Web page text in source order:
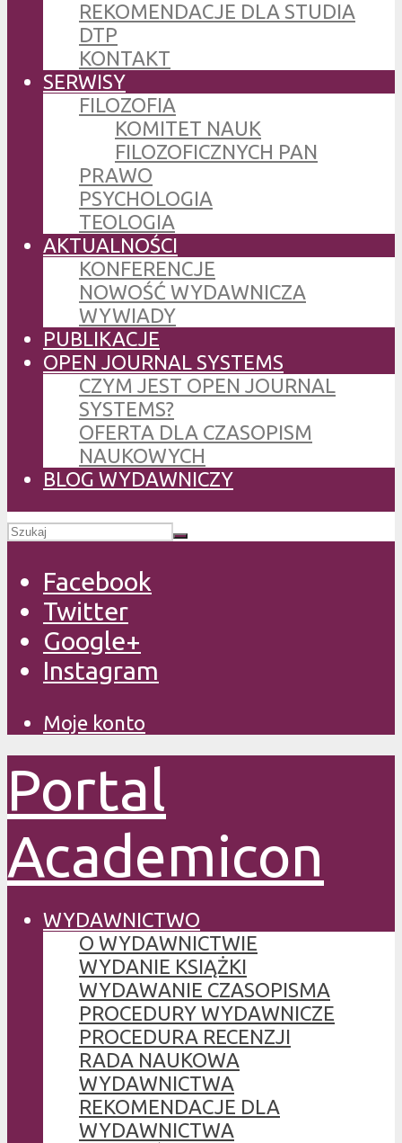
REKOMENDACJE DLA STUDIA
DTP
KONTAKT
SERWISY
FILOZOFIA
KOMITET NAUK
FILOZOFICZNYCH PAN
PRAWO
PSYCHOLOGIA
TEOLOGIA
AKTUALNOŚCI
KONFERENCJE
NOWOŚĆ WYDAWNICZA
WYWIADY
PUBLIKACJE
OPEN JOURNAL SYSTEMS
CZYM JEST OPEN JOURNAL
SYSTEMS?
OFERTA DLA CZASOPISM
NAUKOWYCH
BLOG WYDAWNICZY
Facebook
Twitter
Google+
Instagram
Moje konto
Portal
Academicon
WYDAWNICTWO
O WYDAWNICTWIE
WYDANIE KSIĄŻKI
WYDAWANIE CZASOPISMA
PROCEDURY WYDAWNICZE
PROCEDURA RECENZJI
RADA NAUKOWA
WYDAWNICTWA
REKOMENDACJE DLA
WYDAWNICTWA